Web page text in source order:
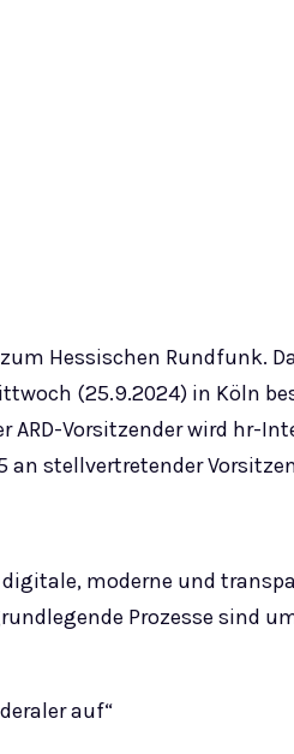
Hessischen Rundfunk.
(25.9.2024) in Köln
Vorsitzender wird hr-
an stellvertretender
moderne und
Prozesse sind
auf“